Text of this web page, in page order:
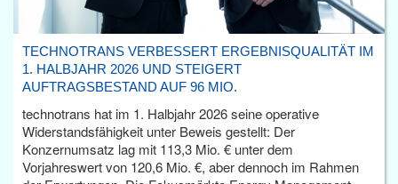
TECHNOTRANS VERBESSERT ERGEBNISQUALITÄT IM
1. HALBJAHR 2026 UND STEIGERT
AUFTRAGSBESTAND AUF 96 MIO.
technotrans hat im 1. Halbjahr 2026 seine operative
Widerstandsfähigkeit unter Beweis gestellt: Der
Konzernumsatz lag mit 113,3 Mio. € unter dem
Vorjahreswert von 120,6 Mio. €, aber dennoch im Rahmen